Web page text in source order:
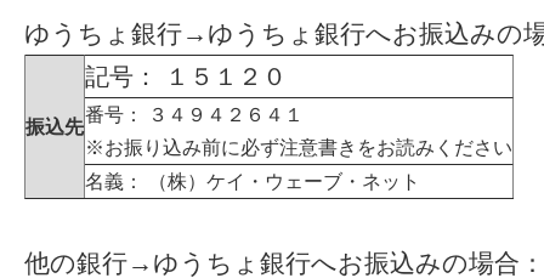
ゆうちょ銀行→ゆうちょ銀行へお振込みの
振込先
記号： １５１２０
番号： ３４９４２６４１
※お振り込み前に必ず注意書きをお読みください
名義： （株）ケイ・ウェーブ・ネット
他の銀行→ゆうちょ銀行へお振込みの場合：